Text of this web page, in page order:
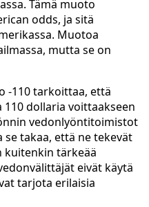
Tämä muoto
odds, ja sitä
Muotoa
mutta se on
-110 tarkoittaa, että
dollaria voittaakseen
vedonlyöntitoimistot
takaa, että ne tekevät
kuitenkin tärkeää
eivät käytä
tarjota erilaisia